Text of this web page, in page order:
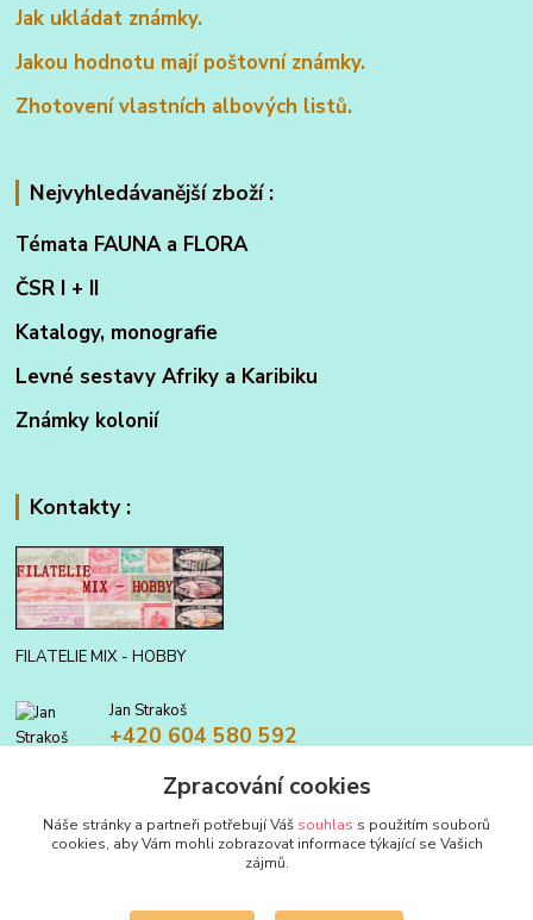
Jak ukládat známky.
Jakou hodnotu mají poštovní známky.
Zhotovení vlastních albových listů.
Nejvyhledávanější zboží :
Témata FAUNA a FLORA
ČSR I + II
Katalogy, monografie
Levné sestavy Afriky a Karibiku
Známky kolonií
Kontakty :
FILATELIE MIX - HOBBY
Jan Strakoš
+420 604 580 592
filatelie.mix@seznam.czZpracování cookies
Náše stránky a partneři potřebují Váš souhlas s použitím souborů
cookies, aby Vám mohli zobrazovat informace týkající se Vašich
zájmů.